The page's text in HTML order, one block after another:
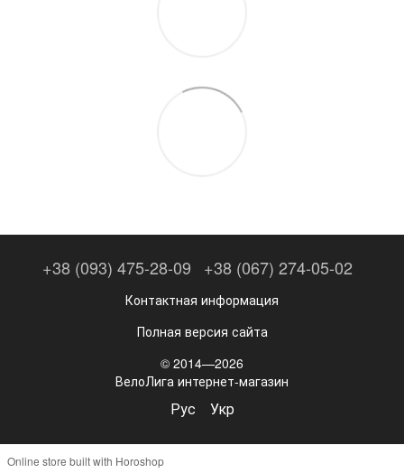
+38 (093) 475-28-09 +38 (067) 274-05-02
Контактная информация
Полная версия сайта
© 2014—2026
ВелоЛига интернет-магазин
Рус Укр
Online store built with Horoshop